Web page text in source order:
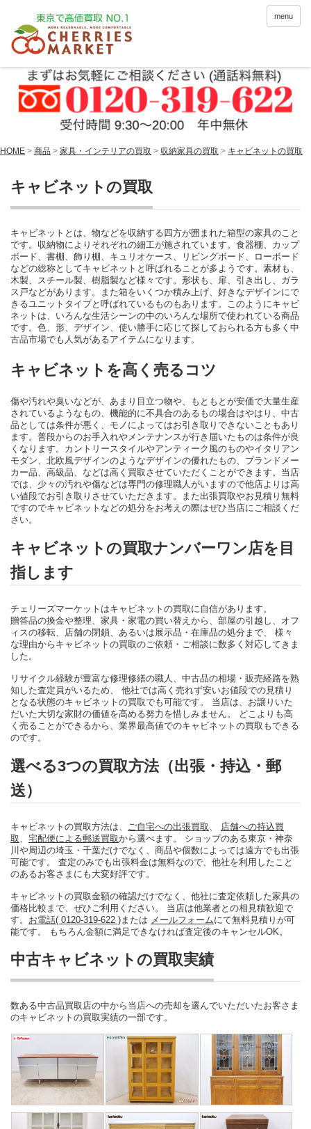
menu
HOME > 商品 > 家具・インテリアの買取 > 収納家具の買取 > キャビネットの買取
キャビネットの買取
キャビネットとは、物などを収納する四方が囲まれた箱型の家具のこと
です。収納物によりそれぞれの細工が施されています。食器棚、カップ
ボード、書棚、飾り棚、キュリオケース、リビングボード、ローボード
などの総称としてキャビネットと呼ばれることが多ようです。素材も、
木製、スチール製、樹脂製など様々です。形状も、扉、引き出し、ガラ
ス戸などがあります。また箱をいくつか積み上げ、好きなデザインにで
きるユニットタイプと呼ばれているものもあります。このようにキャビ
ネットは、いろんな生活シーンの中のいろんな場所で使われている商品
です。色、形、デザイン、使い勝手に応じて探しておられる方も多く中
古品市場でも人気があるアイテムになります。
キャビネットを高く売るコツ
傷や汚れや臭いなどが、あまり目立つ物や、もともとが安価で大量生産
されているようなもの、機能的に不具合のあるもの場合はやはり、中古
品としては条件が悪く、モノによってはお引き取りできないこともあり
ます。普段からのお手入れやメンテナンスが行き届いたものは条件が良
くなります。カントリースタイルやアンティーク風のものやイタリアン
モダン、北欧風デザインのようなデザインの優れたもの、ブランドメー
カー品、高級品、などは高く買取させていただくことができます。当店
では、少々の汚れや傷などは専門の修理職人がいますので他店よりは高
い値段でお引き取りさせていただきます。また出張買取やお見積り無料
ですのでキャビネットなどの処分をお考えの際はぜひ当店にご相談くだ
さい。
キャビネットの買取ナンバーワン店を目
指します
チェリーズマーケットはキャビネットの買取に自信があります。
贈答品の換金や整理、家具・家電の買い替えから、部屋の引越し、オフ
ィスの移転、店舗の閉鎖、あるいは展示品・在庫品の処分まで、 様々
な理由からキャビネットの買取のご依頼・ご相談に数多く対応してきま
した。
リサイクル経験が豊富な修理修繕の職人、中古品の相場・販売経路を熟
知した査定員がいるため、 他社では高く売れず安いお値段での見積り
となる状態のキャビネットの買取でも可能です。 当店は、お譲りいた
だいた大切な家財の価値を高める努力を惜しみません。 どこよりも高
く売ることができるから、業界最高値でのキャビネットの買取もできる
のです。
選べる3つの買取方法（出張・持込・郵
送）
キャビネットの買取方法は、 ご自宅への出張買取
店舗への持込買
取
宅配便による郵送買取から選べます。 ショップのある東京・神奈
川や周辺の埼玉・千葉だけでなく、商品や個数によっては遠方でも出張
可能です。 査定のみでも出張料金は無料なので、他社を利用したこと
のあるお客さまにも大変好評です。
キャビネットの買取金額の確認だけでなく、他社に査定依頼した家具の
価格比較まで、ぜひご利用ください。 当店は他業者との相見積歓迎で
す。 お電話( 0120-319-622 ) または メールフォームにて無料見積りが可
能です。 もちろん金額に満足できなければ査定後のキャンセルOK。
中古キャビネットの買取実績
数ある中古品買取店の中から当店への売却を選んでいただいたお客さま
のキャビネットの買取実績の一部です。